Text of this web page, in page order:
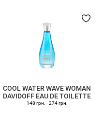
COOL WATER WAVE WOMAN
DAVIDOFF EAU DE TOILETTE
148 грн. -274 грн.